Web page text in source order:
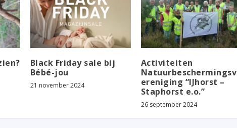
Black Friday sale bij
Bébé-jou
21 november 2024
Activiteiten
Natuurbeschermingsv
ereniging “IJhorst –
Staphorst e.o.”
26 september 2024